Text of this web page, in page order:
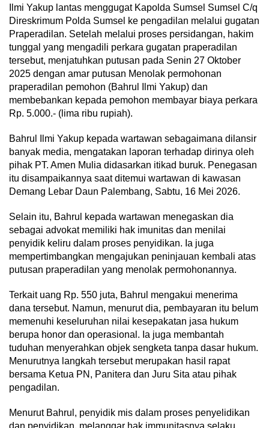
Ilmi Yakup lantas menggugat Kapolda Sumsel Sumsel C/q
Direskrimum Polda Sumsel ke pengadilan melalui gugatan
Praperadilan. Setelah melalui proses persidangan, hakim
tunggal yang mengadili perkara gugatan praperadilan
tersebut, menjatuhkan putusan pada Senin 27 Oktober
2025 dengan amar putusan Menolak permohonan
praperadilan pemohon (Bahrul Ilmi Yakup) dan
membebankan kepada pemohon membayar biaya perkara
Rp. 5.000.- (lima ribu rupiah).
Bahrul Ilmi Yakup kepada wartawan sebagaimana dilansir
banyak media, mengatakan laporan terhadap dirinya oleh
pihak PT. Amen Mulia didasarkan itikad buruk. Penegasan
itu disampaikannya saat ditemui wartawan di kawasan
Demang Lebar Daun Palembang, Sabtu, 16 Mei 2026.
Selain itu, Bahrul kepada wartawan menegaskan dia
sebagai advokat memiliki hak imunitas dan menilai
penyidik keliru dalam proses penyidikan. Ia juga
mempertimbangkan mengajukan peninjauan kembali atas
putusan praperadilan yang menolak permohonannya.
Terkait uang Rp. 550 juta, Bahrul mengakui menerima
dana tersebut. Namun, menurut dia, pembayaran itu belum
memenuhi keseluruhan nilai kesepakatan jasa hukum
berupa honor dan operasional. Ia juga membantah
tuduhan menyerahkan objek sengketa tanpa dasar hukum.
Menurutnya langkah tersebut merupakan hasil rapat
bersama Ketua PN, Panitera dan Juru Sita atau pihak
pengadilan.
Menurut Bahrul, penyidik mis dalam proses penyelidikan
dan penyidikan, melanggar hak immunitasnya selaku